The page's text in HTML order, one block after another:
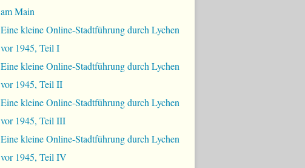
am Main
Eine kleine Online-Stadtführung durch Lychen
vor 1945, Teil I
Eine kleine Online-Stadtführung durch Lychen
vor 1945, Teil II
Eine kleine Online-Stadtführung durch Lychen
vor 1945, Teil III
Eine kleine Online-Stadtführung durch Lychen
vor 1945, Teil IV